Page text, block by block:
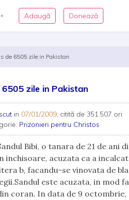
Adaugă Donează
de 6505 zile in Pakistan
zile in Pakistan
in 07/01/2009, citită de 351.507 ori
Prizonieri pentru Christos
Bibi, o tanara de 21 de ani
inchisoare, acuzata ca a
b, facandu-se vinovata de
este acuzata, in mod
coran. In data de 9